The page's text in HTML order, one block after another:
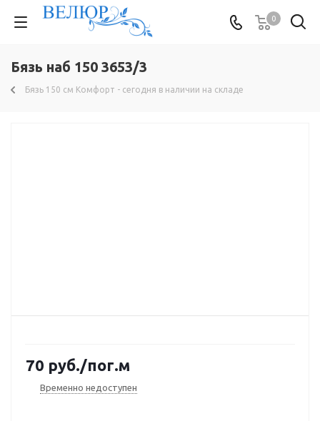
0
Бязь наб 150 3653/3
Бязь 150 см Комфорт - сегодня в наличии на складе
70 руб./пог.м
Временно недоступен